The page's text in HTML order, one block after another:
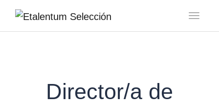
Director/a de